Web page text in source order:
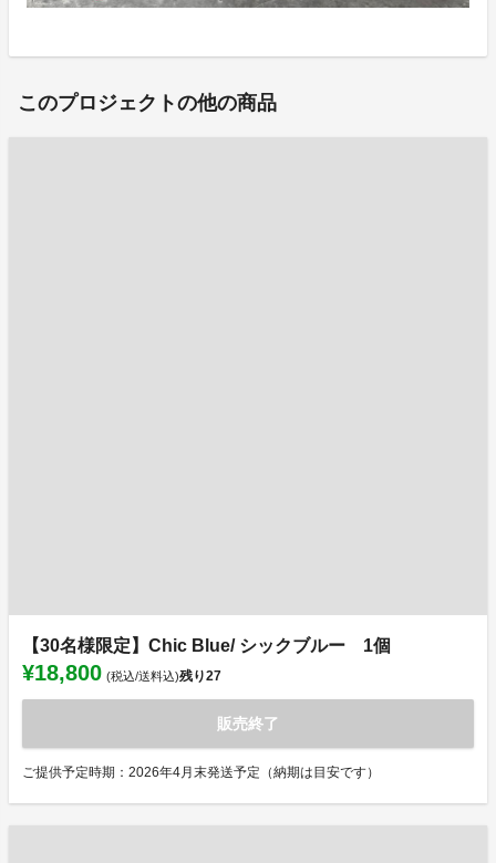
このプロジェクトの他の商品
【30名様限定】Chic Blue/ シックブルー 1個
¥18,800 (税込/送料込)残り27
販売終了
ご提供予定時期：2026年4月末発送予定（納期は目安です）